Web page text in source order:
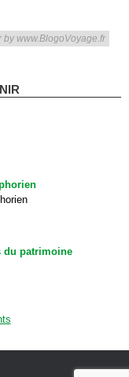
by www.BlogoVoyage.fr
du patrimoine